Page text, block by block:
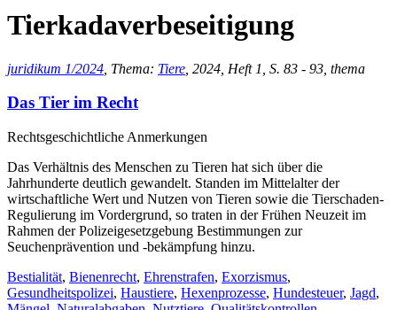
Tierkadaverbeseitigung
juridikum 1/2024 , Thema: Tiere , 2024, Heft 1, S. 83 - 93, thema
Das Tier im Recht
Rechtsgeschichtliche Anmerkungen
Das Verhältnis des Menschen zu Tieren hat sich über die
Jahrhunderte deutlich gewandelt. Standen im Mittelalter der
wirtschaftliche Wert und Nutzen von Tieren sowie die Tierschaden-
Regulierung im Vordergrund, so traten in der Frühen Neuzeit im
Rahmen der Polizeigesetzgebung Bestimmungen zur
Seuchenprävention und -bekämpfung hinzu.
Bestialität, Bienenrecht, Ehrenstrafen, Exorzismus,
Gesundheitspolizei, Haustiere, Hexenprozesse, Hundesteuer, Jagd,